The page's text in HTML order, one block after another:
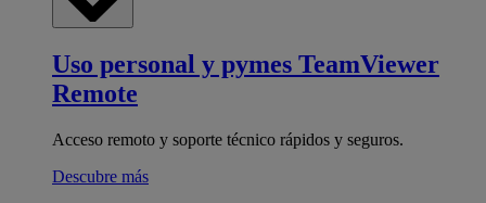
Uso personal y pymes TeamViewer
Remote
Acceso remoto y soporte técnico rápidos y seguros.
Descubre más